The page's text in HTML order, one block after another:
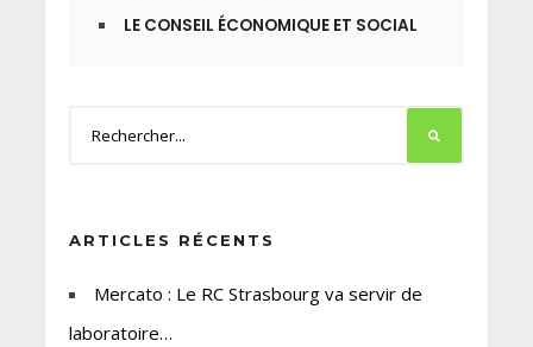
LE CONSEIL ÉCONOMIQUE ET SOCIAL
ARTICLES RÉCENTS
Mercato : Le RC Strasbourg va servir de
laboratoire…